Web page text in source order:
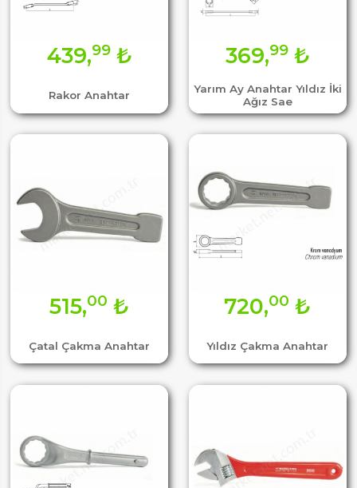
Rakor Anahtar
439,99₺
Yarım Ay Anahtar Yıldız İki
Ağız Sae
369,99₺
Çatal Çakma Anahtar
515,00 ₺
Yıldız Çakma Anahtar
720,00 ₺